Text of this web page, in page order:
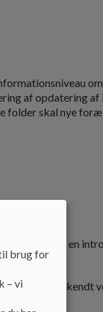
af opdatering af
folder skal nye
der tilbydes en
af en velkendt
sent.
brug for
– vi